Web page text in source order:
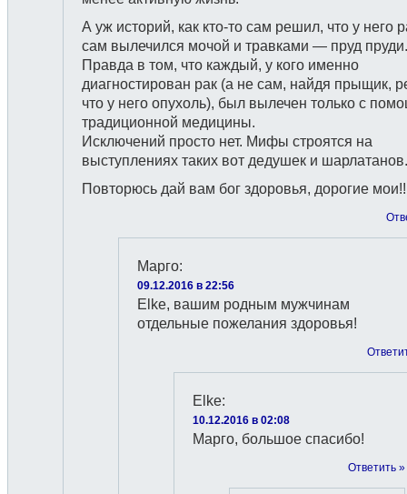
А уж историй, как кто-то сам решил, что у него
сам вылечился мочой и травками — пруд пруди.
Правда в том, что каждый, у кого именно
диагностирован рак (а не сам, найдя прыщик,
что у него опухоль), был вылечен только с
традиционной медицины.
Исключений просто нет. Мифы строятся на
выступлениях таких вот дедушек и шарлатанов.
Повторюсь дай вам бог здоровья, дорогие мои!!
Марго:
09.12.2016 в 22:56
Elke, вашим родным мужчинам
отдельные пожелания здоровья!
Elke:
10.12.2016 в 02:08
Марго, большое спасибо!
Ответить »